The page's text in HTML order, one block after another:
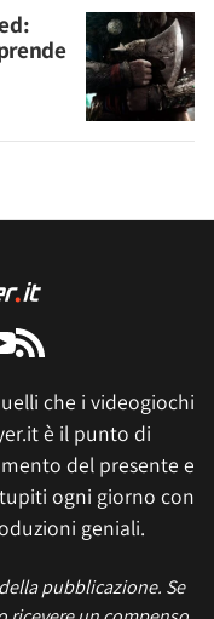
che i videogiochi
è il punto di
del presente e
ogni giorno con
geniali.
pubblicazione. Se